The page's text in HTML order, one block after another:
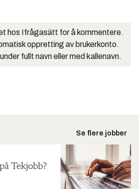
hos Ifrågasätt for å kommentere.
oppretting av brukerkonto.
fullt navn eller med kallenavn.
Se flere jobber
Tekjobb?